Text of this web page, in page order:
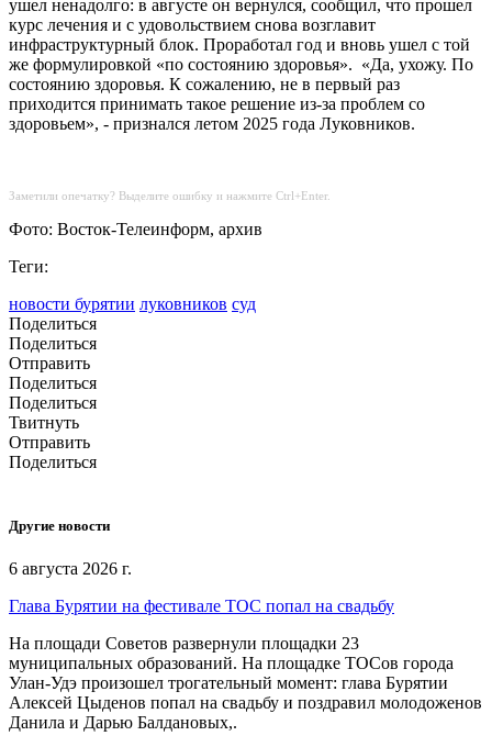
ушел ненадолго: в августе он вернулся, сообщил, что прошел
курс лечения и с удовольствием снова возглавит
инфраструктурный блок. Проработал год и вновь ушел с той
же формулировкой «по состоянию здоровья». «Да, ухожу. По
состоянию здоровья. К сожалению, не в первый раз
приходится принимать такое решение из-за проблем со
здоровьем», - признался летом 2025 года Луковников.
Заметили опечатку? Выделите ошибку и нажмите Ctrl+Enter.
Фото: Восток-Телеинформ, архив
Теги:
новости бурятии луковников суд
Поделиться
Поделиться
Отправить
Поделиться
Поделиться
Твитнуть
Отправить
Поделиться
Другие новости
6 августа 2026 г.
Глава Бурятии на фестивале ТОС попал на свадьбу
На площади Советов развернули площадки 23
муниципальных образований. На площадке ТОСов города
Улан-Удэ произошел трогательный момент: глава Бурятии
Алексей Цыденов попал на свадьбу и поздравил молодоженов
Данила и Дарью Балдановых,.